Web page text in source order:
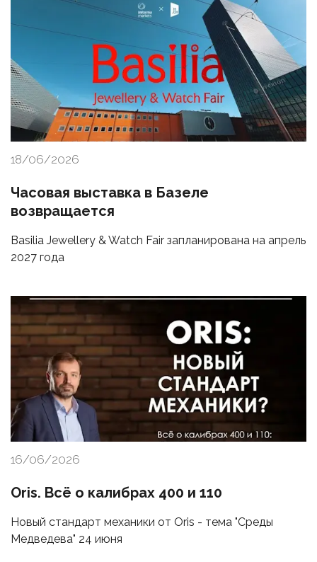
18/06/2026
Часовая выставка в Базеле
возвращается
Basilia Jewellery & Watch Fair запланирована на апрель
2027 года
16/06/2026
Oris. Всё о калибрах 400 и 110
Новый стандарт механики от Oris - тема "Среды
Медведева" 24 июня